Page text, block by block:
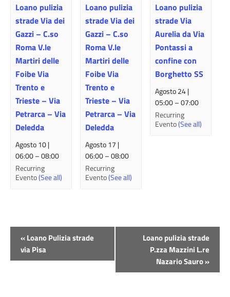
Loano pulizia
strade Via dei
Gazzi – C.so
Roma V.le
Martiri delle
Foibe Via
Trento e
Trieste – Via
Petrarca – Via
Deledda
Agosto 10 |
06:00–08:00
Recurring
Evento(See all)
Loano pulizia
strade Via dei
Gazzi – C.so
Roma V.le
Martiri delle
Foibe Via
Trento e
Trieste – Via
Petrarca – Via
Deledda
Agosto 17 |
06:00–08:00
Recurring
Evento(See all)
Loano pulizia
strade Via
Aurelia da Via
Pontassi a
confine con
Borghetto SS
Agosto 24 |
05:00–07:00
Recurring
Evento(See all)
Evento
Navigazione
«Loano Pulizia strade
via Pisa
Loano pulizia strade
P.zza Mazzini L.re
Nazario Sauro»